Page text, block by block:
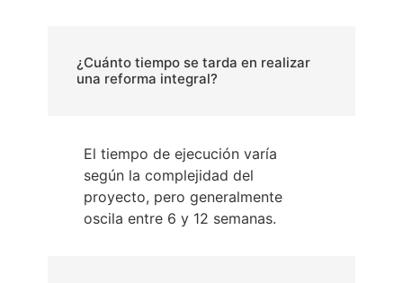
¿Cuánto tiempo se tarda en realizar
una reforma integral?
El tiempo de ejecución varía
según la complejidad del
proyecto, pero generalmente
oscila entre 6 y 12 semanas.